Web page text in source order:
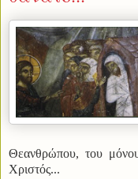
Θεανθρώπου, του
Χριστός...